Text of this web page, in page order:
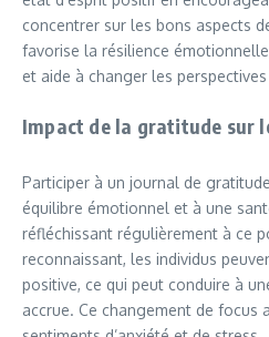
concentrer sur les bons aspects
favorise la résilience
et aide à changer les
Impact de la gratitude sur
Participer à un journal de
équilibre émotionnel et à une
réfléchissant régulièrement à ce
reconnaissant, les individus
positive, ce qui peut conduire à
accrue. Ce changement de focus